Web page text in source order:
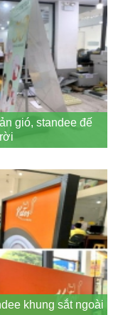
gió, standee đế
khung sắt ngoài